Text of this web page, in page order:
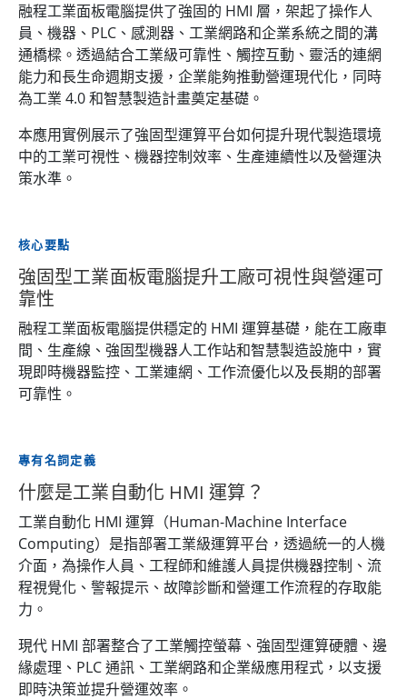
融程工業面板電腦提供了強固的 HMI 層，架起了操作人
員、機器、PLC、感測器、工業網路和企業系統之間的溝
通橋樑。透過結合工業級可靠性、觸控互動、靈活的連網
能力和長生命週期支援，企業能夠推動營運現代化，同時
為工業 4.0 和智慧製造計畫奠定基礎。
本應用實例展示了強固型運算平台如何提升現代製造環境
中的工業可視性、機器控制效率、生產連續性以及營運決
策水準。
核心要點
強固型工業面板電腦提升工廠可視性與營運可
靠性
融程工業面板電腦提供穩定的 HMI 運算基礎，能在工廠車
間、生產線、強固型機器人工作站和智慧製造設施中，實
現即時機器監控、工業連網、工作流優化以及長期的部署
可靠性。
專有名詞定義
什麼是工業自動化 HMI 運算？
工業自動化 HMI 運算（Human-Machine Interface
Computing）是指部署工業級運算平台，透過統一的人機
介面，為操作人員、工程師和維護人員提供機器控制、流
程視覺化、警報提示、故障診斷和營運工作流程的存取能
力。
現代 HMI 部署整合了工業觸控螢幕、強固型運算硬體、邊
緣處理、PLC 通訊、工業網路和企業級應用程式，以支援
即時決策並提升營運效率。